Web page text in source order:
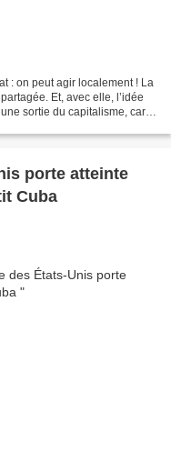
: on peut agir localement ! La
Et, avec elle, l’idée
sortie du capitalisme, car
porte atteinte
Cuba